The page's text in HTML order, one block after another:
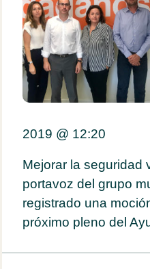
2019 @ 12:20
Mejorar la seguridad
portavoz del grupo
registrado una
próximo pleno del